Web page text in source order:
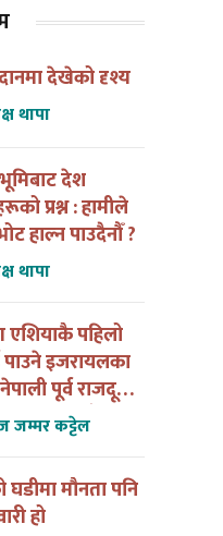
देखेको दृश्य
थापा
देश
प्रश्न : हामीले
हाल्न पाउदैनौँ ?
थापा
एशियाकै पहिलो
पाउने इजरायलका
पूर्व राजदूत
शाक्यसँगको
जम्मर कट्टेल
घडीमा मौनता पनि
हो